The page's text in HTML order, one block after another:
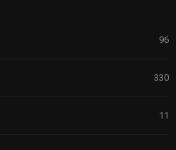
96
330
11